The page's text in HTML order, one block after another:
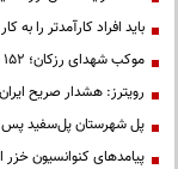
باید افراد کارآمدتر را
موکب شهدای رزکان؛ ۱۵۲ شب همدلی، خدمت و میزبانی از مردم ولایت‌مدار شهریار
رویترز: هشدار صریح
پل شهرستان پل‌سفید پس از ۲۵ سال به مرحله بهره‌برداری
پیامدهای کنوانسیون خزر